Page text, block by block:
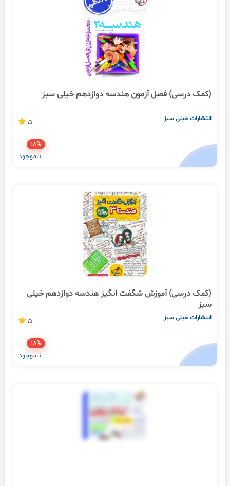
(کمک درسی) فصل آزمون هندسه دوازدهم خیلی سبز
انتشارات خیلی سبز 5
18%
ناموجود
(کمک درسی) آموزش شگفت انگیز هندسه دوازدهم خیلی
سبز
انتشارات خیلی سبز 5
18%
ناموجود